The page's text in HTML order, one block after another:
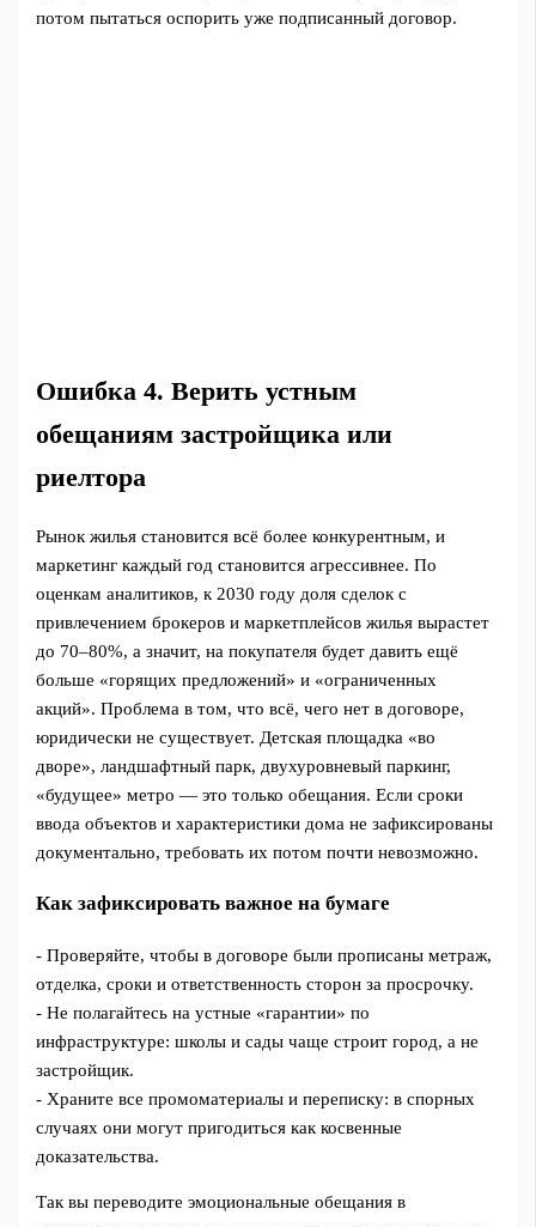
потом пытаться оспорить уже подписанный договор.
Ошибка 4. Верить устным
обещаниям застройщика или
риелтора
Рынок жилья становится всё более конкурентным, и
маркетинг каждый год становится агрессивнее. По
оценкам аналитиков, к 2030 году доля сделок с
привлечением брокеров и маркетплейсов жилья вырастет
до 70–80%, а значит, на покупателя будет давить ещё
больше «горящих предложений» и «ограниченных
акций». Проблема в том, что всё, чего нет в договоре,
юридически не существует. Детская площадка «во
дворе», ландшафтный парк, двухуровневый паркинг,
«будущее» метро — это только обещания. Если сроки
ввода объектов и характеристики дома не зафиксированы
документально, требовать их потом почти невозможно.
Как зафиксировать важное на бумаге
- Проверяйте, чтобы в договоре были прописаны метраж,
отделка, сроки и ответственность сторон за просрочку.
- Не полагайтесь на устные «гарантии» по
инфраструктуре: школы и сады чаще строит город, а не
застройщик.
- Храните все промоматериалы и переписку: в спорных
случаях они могут пригодиться как косвенные
доказательства.
Так вы переводите эмоциональные обещания в